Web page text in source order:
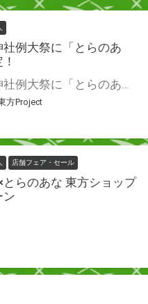
例大祭に「とらのあ
第十九回博麗神社例大祭に「とらのあな」が出展決定！ オリジナルグッズをご用意して皆さまのご来場をお待ちしております♪ またブースではサークル様向けに委託受付所を開設します！ 会場での御納品も承りますので、是非ご利用ください！
方Project
店舗フェア・セール
らのあな 東方ショップ
ン